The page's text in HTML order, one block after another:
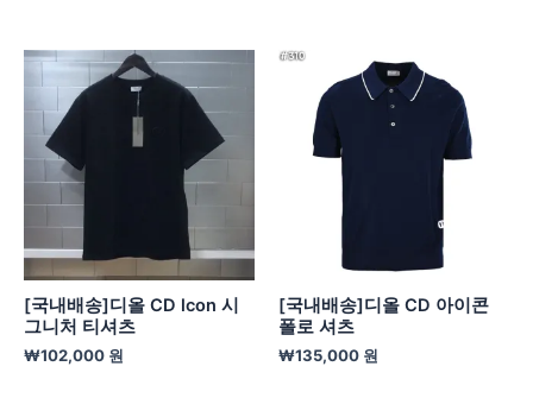
[국내배송]디올 CD lcon 시
그니처 티셔츠
₩102,000 원
[국내배송]디올 CD 아이콘
폴로 셔츠
₩135,000 원